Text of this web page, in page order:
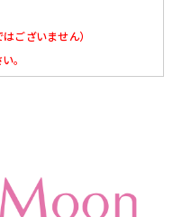
ございません）
。